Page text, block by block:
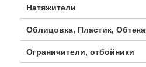
Натяжители
Облицовка, Пластик,
Ограничители, отбойники